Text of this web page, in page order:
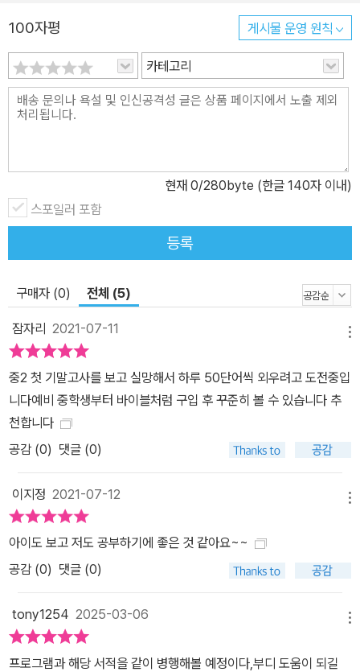
100자평 게시물 운영 원칙
카테고리
현재 0/280byte (한글 140자 이내)
스포일러 포함
등록
구매자 (0) 전체 (5)
잠자리 2021-07-11
중2 첫 기말고사를 보고 실망해서 하루 50단어씩 외우려고 도전중입
니다예비 중학생부터 바이블처럼 구입 후 꾸준히 볼 수 있습니다 추
천합니다
공감 (0) 댓글 (0)
이지정 2021-07-12
아이도 보고 저도 공부하기에 좋은 것 같아요~~
공감 (0) 댓글 (0)
tony1254 2025-03-06
프로그램과 해당 서적을 같이 병행해볼 예정이다,부디 도움이 되길